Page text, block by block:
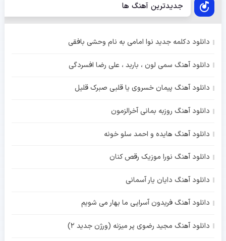
جدیدترین آهنگ ها
دانلود دکلمه جدید نوا امامی به نام وحشی بافقی
دانلود آهنگ سمی لون ، باربد ، علی رضا افسردگی
دانلود آهنگ پیمان خسروی یا قلبی صبرک قلیل
دانلود آهنگ روزبه بمانی آخرالزمون
دانلود آهنگ هایده و احمد سلو خونه
دانلود آهنگ نورا موزیک رقص کنان
دانلود آهنگ دایان یار آسمانی
دانلود آهنگ فریدون آسرایی ما بهار می شویم
دانلود آهنگ مجید رضوی پر میزنه (ورژن جدید 2)